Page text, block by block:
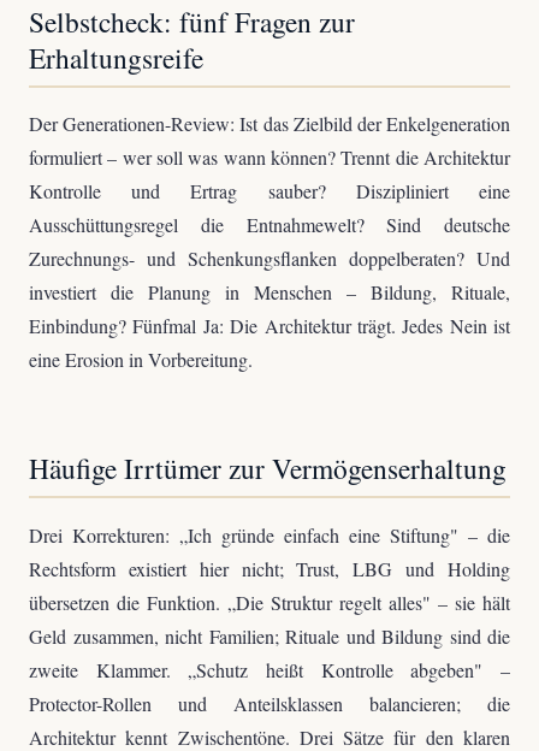
Selbstcheck: fünf Fragen zur
Erhaltungsreife
Der Generationen-Review: Ist das Zielbild der Enkelgeneration
formuliert – wer soll was wann können? Trennt die Architektur
Kontrolle und Ertrag sauber? Diszipliniert eine
Ausschüttungsregel die Entnahmewelt? Sind deutsche
Zurechnungs- und Schenkungsflanken doppelberaten? Und
investiert die Planung in Menschen – Bildung, Rituale,
Einbindung? Fünfmal Ja: Die Architektur trägt. Jedes Nein ist
eine Erosion in Vorbereitung.
Häufige Irrtümer zur Vermögenserhaltung
Drei Korrekturen: „Ich gründe einfach eine Stiftung" – die
Rechtsform existiert hier nicht; Trust, LBG und Holding
übersetzen die Funktion. „Die Struktur regelt alles" – sie hält
Geld zusammen, nicht Familien; Rituale und Bildung sind die
zweite Klammer. „Schutz heißt Kontrolle abgeben" –
Protector-Rollen und Anteilsklassen balancieren; die
Architektur kennt Zwischentöne. Drei Sätze für den klaren